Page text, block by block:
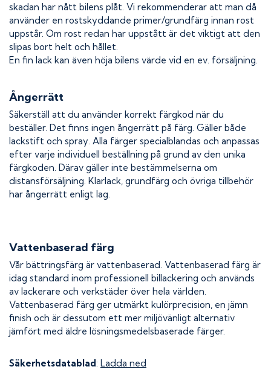
skadan har nått bilens plåt. Vi rekommenderar att man då
använder en rostskyddande primer/grundfärg innan rost
uppstår. Om rost redan har uppstått är det viktigt att den
slipas bort helt och hållet.
En fin lack kan även höja bilens värde vid en ev. försäljning.
Ångerrätt
Säkerställ att du använder korrekt färgkod när du
beställer. Det finns ingen ångerrätt på färg. Gäller både
lackstift och spray. Alla färger specialblandas och anpassas
efter varje individuell beställning på grund av den unika
färgkoden. Därav gäller inte bestämmelserna om
distansförsäljning. Klarlack, grundfärg och övriga tillbehör
har ångerrätt enligt lag.
Vattenbaserad färg
Vår bättringsfärg är vattenbaserad. Vattenbaserad färg är
idag standard inom professionell billackering och används
av lackerare och verkstäder över hela världen.
Vattenbaserad färg ger utmärkt kulörprecision, en jämn
finish och är dessutom ett mer miljövänligt alternativ
jämfört med äldre lösningsmedelsbaserade färger.
Säkerhetsdatablad: Ladda ned